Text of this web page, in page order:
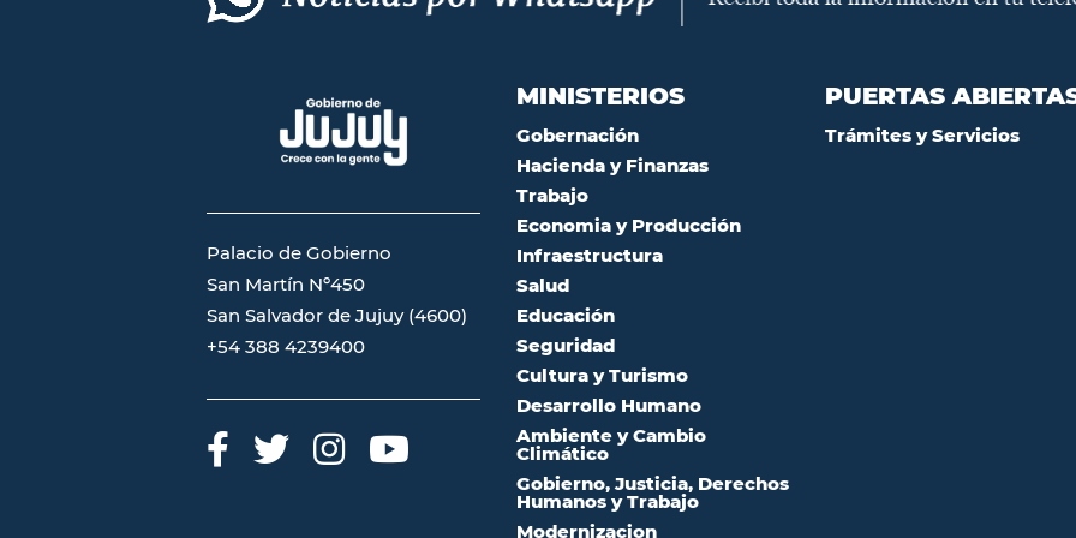
Palacio de Gobierno
San Martín Nº450
San Salvador de Jujuy (4600)
+54 388 4239400
MINISTERIOS
Gobernación
Hacienda y Finanzas
Trabajo
Economia y Producción
Infraestructura
Salud
Educación
Seguridad
Cultura y Turismo
Desarrollo Humano
Ambiente y Cambio
Climático
Gobierno, Justicia, Derechos
Humanos y Trabajo
Modernizacion
PUERTAS
Trámites y Servicios